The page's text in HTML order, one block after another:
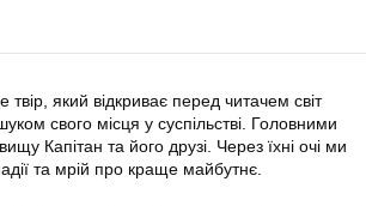
який відкриває перед читачем світ
свого місця у суспільстві. Головними
Капітан та його друзі. Через їхні очі ми
та мрій про краще майбутнє.